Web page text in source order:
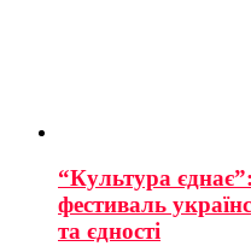
“Культура
фестиваль
та єдності